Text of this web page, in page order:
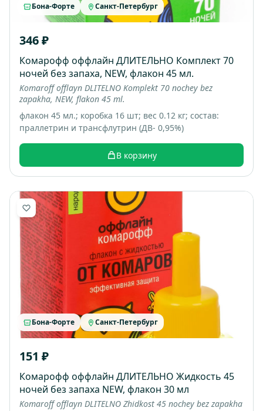
Бона-Форте Санкт-Петербург
346 ₽
Комарофф оффлайн ДЛИТЕЛЬНО Комплект 70
ночей без запаха, NEW, флакон 45 мл.
Komaroff offlayn DLITELNO Komplekt 70 nochey bez
zapakha, NEW, flakon 45 ml.
флакон 45 мл.; коробка 16 шт; вес 0.12 кг; состав:
праллетрин и трансфлутрин (ДВ- 0,95%)
В корзину
Бона-Форте Санкт-Петербург
151 ₽
Комарофф оффлайн ДЛИТЕЛЬНО Жидкость 45
ночей без запаха NEW, флакон 30 мл
Komaroff offlayn DLITELNO Zhidkost 45 nochey bez zapakha